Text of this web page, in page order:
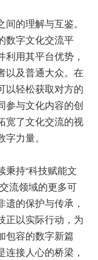
的理解与互鉴。
数字文化交流平
用其平台优势，
以及普通大众。在
以轻松获取对方的
参与文化内容的创
宽了文化交流的视
力量。
秉持“科技赋能文
流领域的更多可
的保护与传承，
正以实际行动，为
包容的数字新篇
接人心的桥梁，